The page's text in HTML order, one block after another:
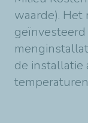
waarde). Het
de installatie